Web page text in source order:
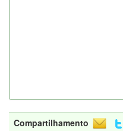
Compartilhamento